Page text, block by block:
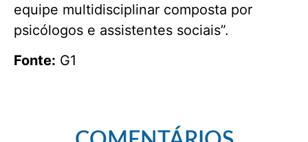
equipe multidisciplinar composta por
psicólogos e assistentes sociais”.
Fonte: G1